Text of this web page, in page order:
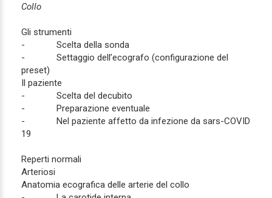
Collo
Gli strumenti
- Scelta della sonda
- Settaggio dell’ecografo (configurazione del
preset)
Il paziente
- Scelta del decubito
- Preparazione eventuale
- Nel paziente affetto da infezione da sars-COVID
19
Reperti normali
Arteriosi
Anatomia ecografica delle arterie del collo